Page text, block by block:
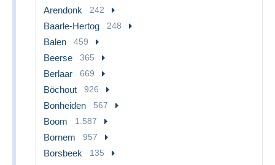
Arendonk 242
Baarle-Hertog 248
Balen 459
Beerse 365
Berlaar 669
Böchout 926
Bonheiden 567
Boom 1.587
Bornem 957
Borsbeek 135